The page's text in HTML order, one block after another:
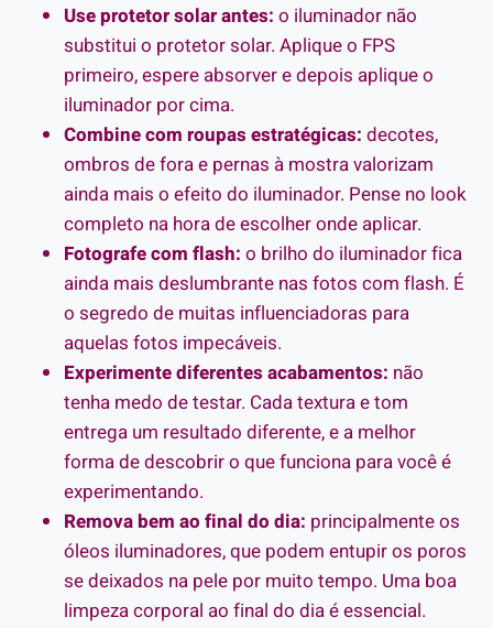
Use protetor solar antes: o iluminador não
substitui o protetor solar. Aplique o FPS
primeiro, espere absorver e depois aplique o
iluminador por cima.
Combine com roupas estratégicas: decotes,
ombros de fora e pernas à mostra valorizam
ainda mais o efeito do iluminador. Pense no look
completo na hora de escolher onde aplicar.
Fotografe com flash: o brilho do iluminador fica
ainda mais deslumbrante nas fotos com flash. É
o segredo de muitas influenciadoras para
aquelas fotos impecáveis.
Experimente diferentes acabamentos: não
tenha medo de testar. Cada textura e tom
entrega um resultado diferente, e a melhor
forma de descobrir o que funciona para você é
experimentando.
Remova bem ao final do dia: principalmente os
óleos iluminadores, que podem entupir os poros
se deixados na pele por muito tempo. Uma boa
limpeza corporal ao final do dia é essencial.